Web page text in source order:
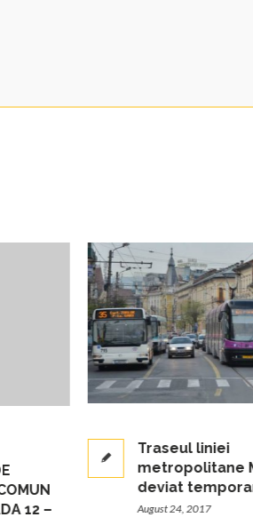
–
Traseul liniei
metropolitane M24
deviat temporar
August 24, 2017